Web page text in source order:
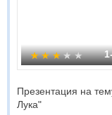
Презентация на
Лука"